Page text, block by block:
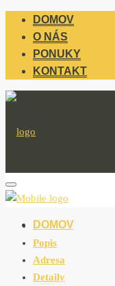
DOMOV
O NÁS
PONUKY
KONTAKT
DOMOV
Popis
Adresa
Detaily